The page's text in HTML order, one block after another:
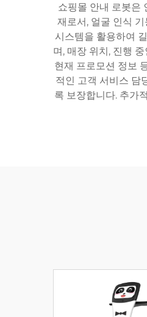
쇼핑몰 안내 로봇은
재로서, 얼굴 인식
시스템을 활용하여
며, 매장 위치, 진행
현재 프로모션 정보
적인 고객 서비스 담
록 보장합니다. 추가